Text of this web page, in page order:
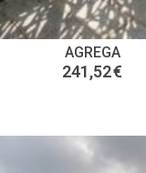
AGREGA
241,52€